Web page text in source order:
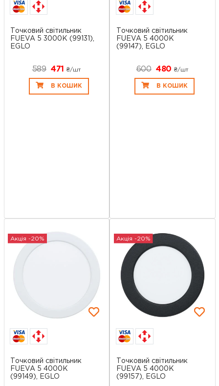
Точковий світильник
FUEVA 5 3000K (99131),
EGLO
589 471 ₴/шт
В КОШИК
Точковий світильник
FUEVA 5 4000K
(99147), EGLO
600 480 ₴/шт
В КОШИК
Акція -20%
Точковий світильник
FUEVA 5 4000K
(99149), EGLO
Акція -20%
Точковий світильник
FUEVA 5 4000K
(99157), EGLO